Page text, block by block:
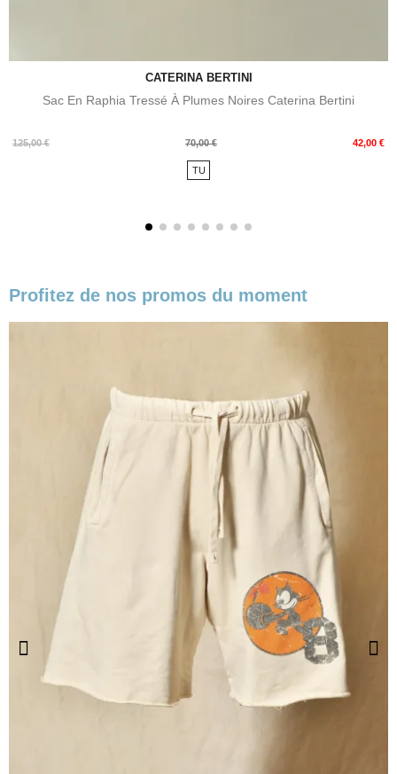
CATERINA BERTINI
Sac En Raphia Tressé À Plumes Noires Caterina Bertini
125,00 €
Prix
70,00 € 42,00 €
Prix
TU
Profitez de nos promos du moment